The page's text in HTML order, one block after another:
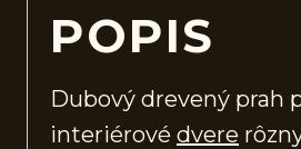
POPIS
Dubový drevený prah
interiérové dvere